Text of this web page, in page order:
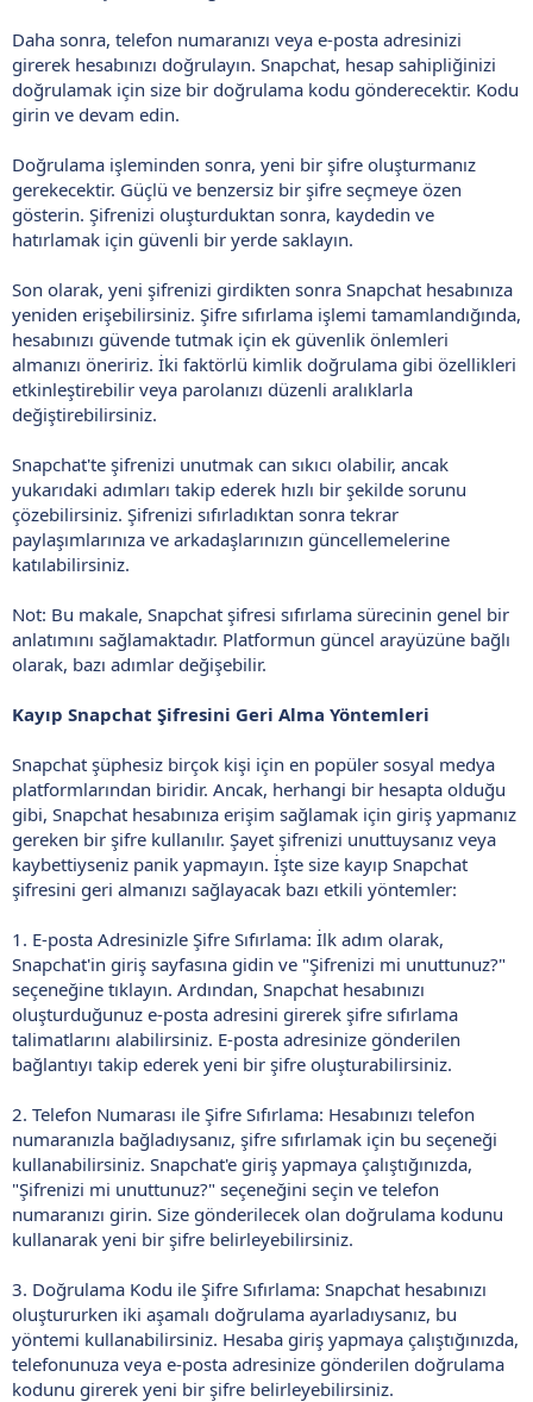
Daha sonra, telefon numaranızı veya e-posta adresinizi
girerek hesabınızı doğrulayın. Snapchat, hesap sahipliğinizi
doğrulamak için size bir doğrulama kodu gönderecektir. Kodu
girin ve devam edin.
Doğrulama işleminden sonra, yeni bir şifre oluşturmanız
gerekecektir. Güçlü ve benzersiz bir şifre seçmeye özen
gösterin. Şifrenizi oluşturduktan sonra, kaydedin ve
hatırlamak için güvenli bir yerde saklayın.
Son olarak, yeni şifrenizi girdikten sonra Snapchat hesabınıza
yeniden erişebilirsiniz. Şifre sıfırlama işlemi tamamlandığında,
hesabınızı güvende tutmak için ek güvenlik önlemleri
almanızı öneririz. İki faktörlü kimlik doğrulama gibi özellikleri
etkinleştirebilir veya parolanızı düzenli aralıklarla
değiştirebilirsiniz.
Snapchat'te şifrenizi unutmak can sıkıcı olabilir, ancak
yukarıdaki adımları takip ederek hızlı bir şekilde sorunu
çözebilirsiniz. Şifrenizi sıfırladıktan sonra tekrar
paylaşımlarınıza ve arkadaşlarınızın güncellemelerine
katılabilirsiniz.
Not: Bu makale, Snapchat şifresi sıfırlama sürecinin genel bir
anlatımını sağlamaktadır. Platformun güncel arayüzüne bağlı
olarak, bazı adımlar değişebilir.
Kayıp Snapchat Şifresini Geri Alma Yöntemleri
Snapchat şüphesiz birçok kişi için en popüler sosyal medya
platformlarından biridir. Ancak, herhangi bir hesapta olduğu
gibi, Snapchat hesabınıza erişim sağlamak için giriş yapmanız
gereken bir şifre kullanılır. Şayet şifrenizi unuttuysanız veya
kaybettiyseniz panik yapmayın. İşte size kayıp Snapchat
şifresini geri almanızı sağlayacak bazı etkili yöntemler:
1. E-posta Adresinizle Şifre Sıfırlama: İlk adım olarak,
Snapchat'in giriş sayfasına gidin ve "Şifrenizi mi unuttunuz?"
seçeneğine tıklayın. Ardından, Snapchat hesabınızı
oluşturduğunuz e-posta adresini girerek şifre sıfırlama
talimatlarını alabilirsiniz. E-posta adresinize gönderilen
bağlantıyı takip ederek yeni bir şifre oluşturabilirsiniz.
2. Telefon Numarası ile Şifre Sıfırlama: Hesabınızı telefon
numaranızla bağladıysanız, şifre sıfırlamak için bu seçeneği
kullanabilirsiniz. Snapchat'e giriş yapmaya çalıştığınızda,
"Şifrenizi mi unuttunuz?" seçeneğini seçin ve telefon
numaranızı girin. Size gönderilecek olan doğrulama kodunu
kullanarak yeni bir şifre belirleyebilirsiniz.
3. Doğrulama Kodu ile Şifre Sıfırlama: Snapchat hesabınızı
oluştururken iki aşamalı doğrulama ayarladıysanız, bu
yöntemi kullanabilirsiniz. Hesaba giriş yapmaya çalıştığınızda,
telefonunuza veya e-posta adresinize gönderilen doğrulama
kodunu girerek yeni bir şifre belirleyebilirsiniz.